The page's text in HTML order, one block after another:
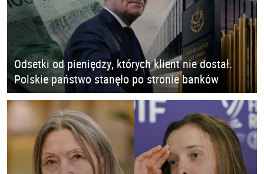
Odsetki od pieniędzy, których klient nie dostał.
Polskie państwo stanęło po stronie banków